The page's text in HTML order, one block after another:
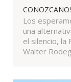
Los
una
el silencio, la
Walter